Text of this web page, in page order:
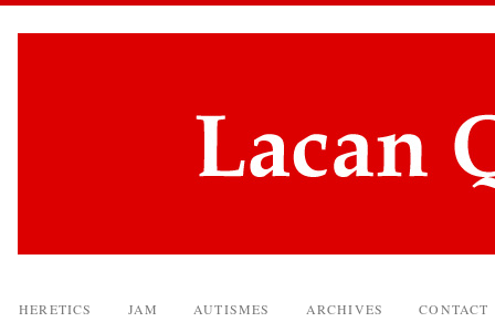
HERETICS JAM AUTISMES ARCHIVES CONTACT